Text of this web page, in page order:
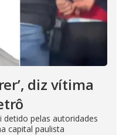
diz vítima
detido pelas autoridades
capital paulista